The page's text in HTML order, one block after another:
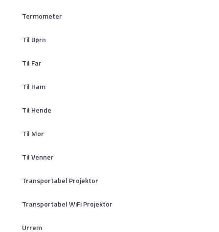
Termometer
Til Børn
Til Far
Til Ham
Til Hende
Til Mor
Til Venner
Transportabel Projektor
Transportabel WiFi Projektor
Urrem